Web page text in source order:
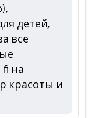
детей,
все
на
красоты и